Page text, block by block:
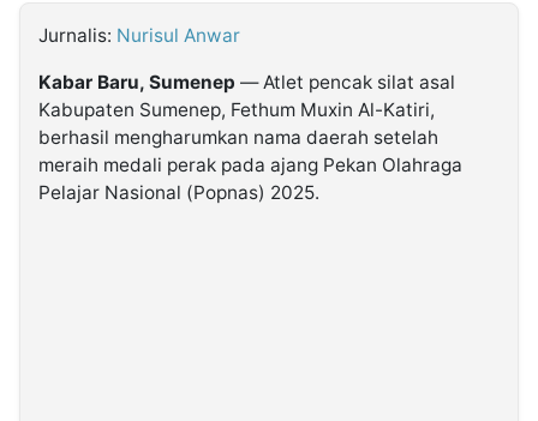
Kabarbaru.co
2026
Jurnalis: Nurisul Anwar
Kabar Baru, Sumenep — Atlet pencak silat asal
Kabupaten Sumenep, Fethum Muxin Al-Katiri,
berhasil mengharumkan nama daerah setelah
meraih medali perak pada ajang Pekan Olahraga
Pelajar Nasional (Popnas) 2025.